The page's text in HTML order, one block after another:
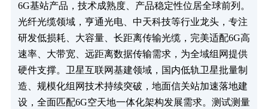
6G基站产品，技术成熟度、产品稳定性位居全球前列。
光纤光缆领域，亨通光电、中天科技等行业龙头，专注
研发低损耗、大容量、长距离传输光缆，完美适配6G高
速率、大带宽、远距离数据传输需求，为全域组网提供
硬件支撑。卫星互联网基建领域，国内低轨卫星批量制
造、规模化组网技术持续突破，地面信关站加速落地建
设，全面匹配6G空天地一体化架构发展需求。测试测量